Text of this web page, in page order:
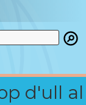
d'ull al